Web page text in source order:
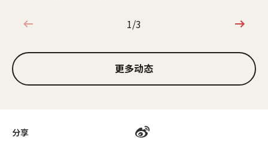
分享
1/3
1/3
更多动态